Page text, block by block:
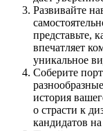
Развивайте
представьте,
впечатляет
уникальное
Соберите
история
о страсти к
кандидатов